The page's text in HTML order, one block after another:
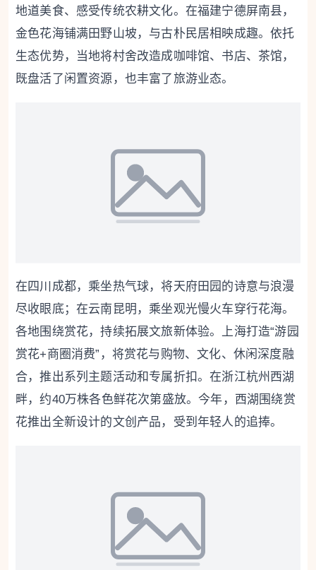
地道美食、感受传统农耕文化。在福建宁德屏南县，
金色花海铺满田野山坡，与古朴民居相映成趣。依托
生态优势，当地将村舍改造成咖啡馆、书店、茶馆，
既盘活了闲置资源，也丰富了旅游业态。
在四川成都，乘坐热气球，将天府田园的诗意与浪漫
尽收眼底；在云南昆明，乘坐观光慢火车穿行花海。
各地围绕赏花，持续拓展文旅新体验。上海打造“游园
赏花+商圈消费”，将赏花与购物、文化、休闲深度融
合，推出系列主题活动和专属折扣。在浙江杭州西湖
畔，约40万株各色鲜花次第盛放。今年，西湖围绕赏
花推出全新设计的文创产品，受到年轻人的追捧。